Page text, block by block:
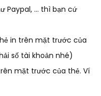
Paypal, … thì bạn cứ
in trên mặt trước của
số tài khoản nhé)
mặt trước của thẻ. Ví